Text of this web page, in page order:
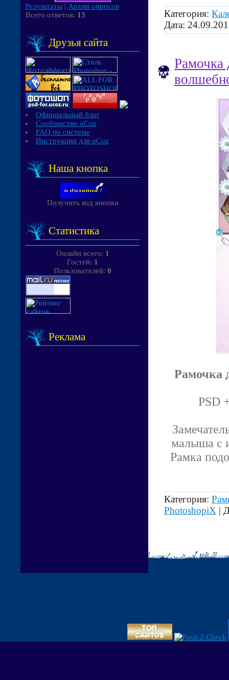
Результаты | Архив опросов
Всего ответов: 13
Друзья сайта
Официальный блог
Сообщество uCoz
FAQ по системе
Инструкции для uCoz
Наша кнопка
Получить код кнопки
Статистика
Онлайн всего: 1
Гостей: 1
Пользователей: 0
Реклама
Категория:
Дата:
Рамочка
Рамочка
PSD
малыша с
Рамка
Категория:
PhotoshopiX |